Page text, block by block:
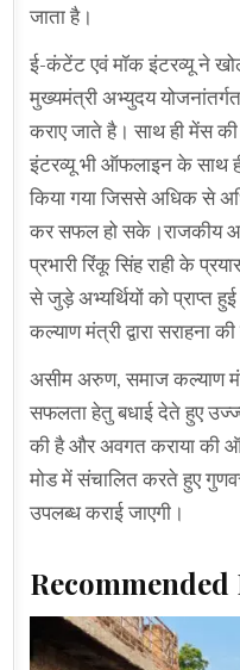
जाता है।
ई-कंटेंट एवं मॉक इंटरव्यू ने
मुख्यमंत्री अभ्युदय
कराए जाते है। साथ ही मेंस की
इंटरव्यू भी ऑफलाइन के साथ
किया गया जिससे अधिक से
कर सफल हो सके।राजकीय
प्रभारी रिंकू सिंह राही के
से जुड़े अभ्यर्थियों को प्राप्त
कल्याण मंत्री द्वारा सराहना
असीम अरुण, समाज कल्याण
सफलता हेतु बधाई देते हुए
की है और अवगत कराया की
मोड में संचालित करते हुए
उपलब्ध कराई जाएगी।
Recommended